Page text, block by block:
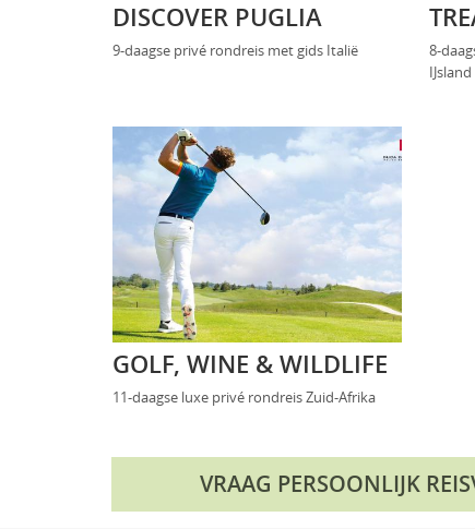
DISCOVER PUGLIA
9-daagse privé rondreis met gids Italië
8-
IJsland
GOLF, WINE & WILDLIFE
11-daagse luxe privé rondreis Zuid-Afrika
VRAAG PERSOONLIJK